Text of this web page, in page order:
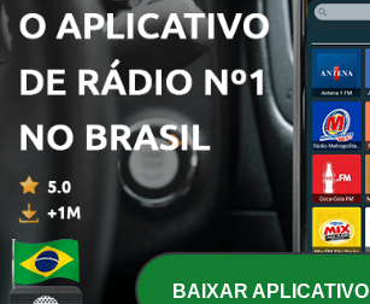
3 - La integridad
15 jul. 2020
2 - La Temperancia
15 jul. 2020
- Rios de Agua viva
15 jul. 2020
BAIXAR APLICATIVO